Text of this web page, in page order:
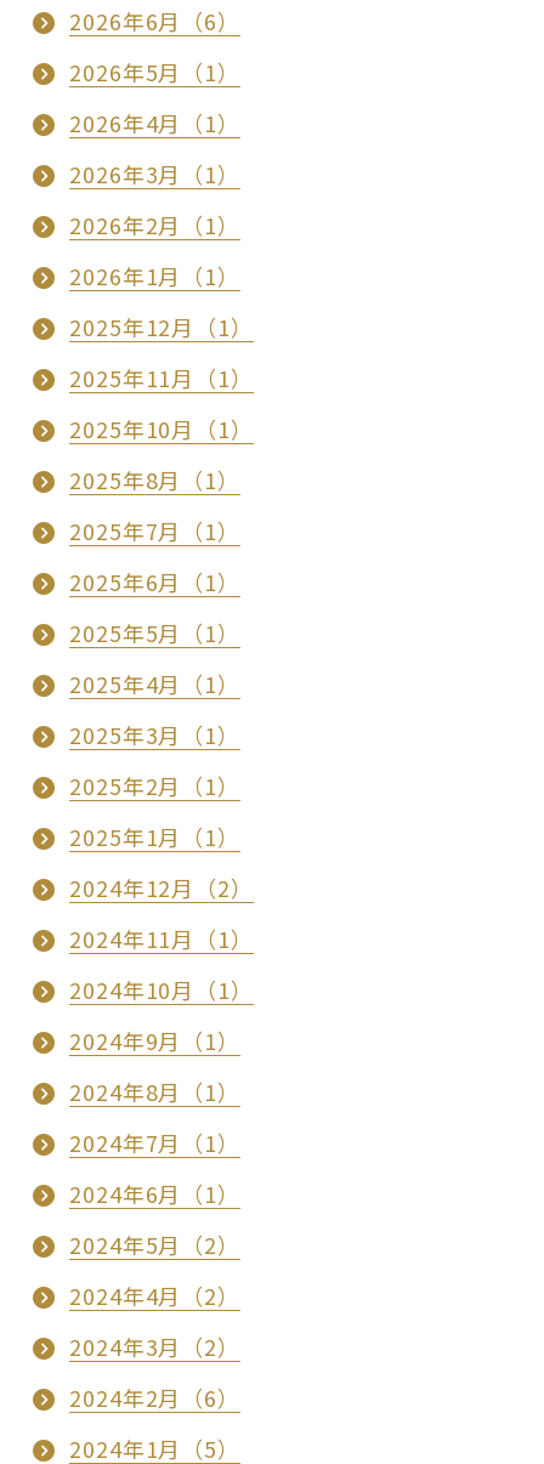
2026年6月（6）
2026年5月（1）
2026年4月（1）
2026年3月（1）
2026年2月（1）
2026年1月（1）
2025年12月（1）
2025年11月（1）
2025年10月（1）
2025年8月（1）
2025年7月（1）
2025年6月（1）
2025年5月（1）
2025年4月（1）
2025年3月（1）
2025年2月（1）
2025年1月（1）
2024年12月（2）
2024年11月（1）
2024年10月（1）
2024年9月（1）
2024年8月（1）
2024年7月（1）
2024年6月（1）
2024年5月（2）
2024年4月（2）
2024年3月（2）
2024年2月（6）
2024年1月（5）